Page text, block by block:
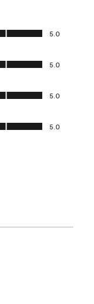
5.0
5.0
5.0
5.0